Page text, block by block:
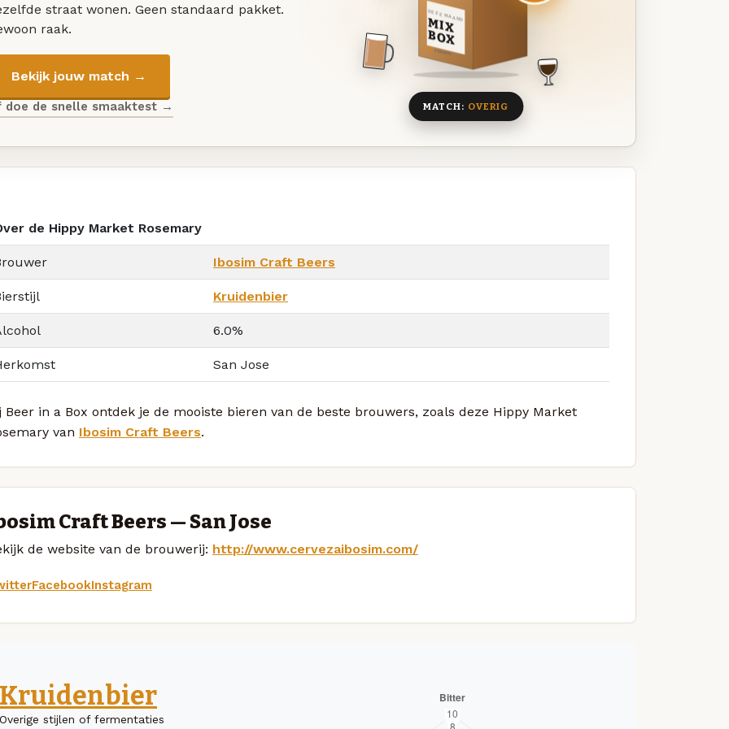
straat wonen. Geen standaard pakket.
raak.
Bekijk jouw match →
doe de snelle smaaktest →
DEZE MAAND
MIX
BOX
8 BIEREN
MATCH: OVERIG
de Hippy Market Rosemary
Ibosim Craft Beers
Kruidenbier
6.0%
San Jose
Beer in a Box ontdek je de mooiste bieren van de beste brouwers, zoals deze Hippy Market
van Ibosim Craft Beers.
Craft Beers — San Jose
de website van de brouwerij: http://www.cervezaibosim.com/
FacebookInstagram
Kruidenbier
Overige stijlen of fermentaties